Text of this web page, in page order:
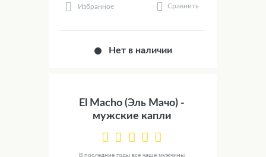
Избранное Сравнить
Нет в наличии
El Macho (Эль Мачо) -
мужские капли
В последние годы все чаще мужчины